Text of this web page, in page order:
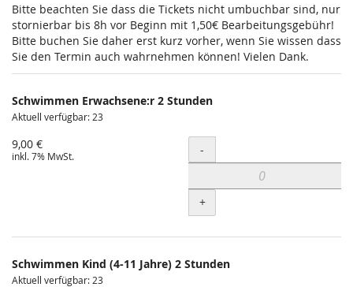
Bitte beachten Sie dass die Tickets nicht umbuchbar sind, nur
stornierbar bis 8h vor Beginn mit 1,50€ Bearbeitungsgebühr!
Bitte buchen Sie daher erst kurz vorher, wenn Sie wissen dass
Sie den Termin auch wahrnehmen können! Vielen Dank.
Schwimmen Erwachsene:r 2 Stunden
Aktuell verfügbar: 23
9,00 €
inkl. 7% MwSt. Menge
-
+
Schwimmen Kind (4-11 Jahre) 2 Stunden
Aktuell verfügbar: 23